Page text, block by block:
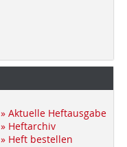
» Aktuelle Heftausgabe
» Heftarchiv
» Heft bestellen